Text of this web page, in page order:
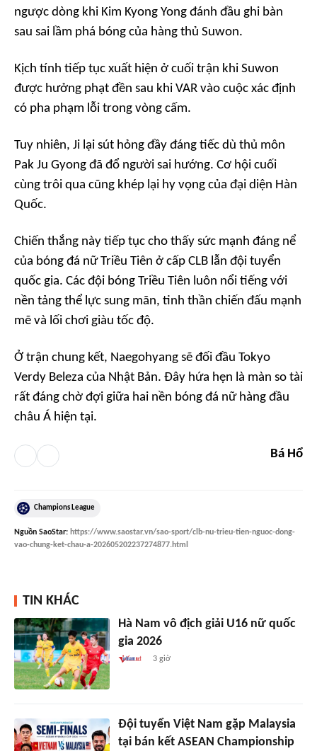
ngược dòng khi Kim Kyong Yong đánh đầu ghi bàn
sau sai lầm phá bóng của hàng thủ Suwon.
Kịch tính tiếp tục xuất hiện ở cuối trận khi Suwon
được hưởng phạt đền sau khi VAR vào cuộc xác định
có pha phạm lỗi trong vòng cấm.
Tuy nhiên, Ji lại sút hỏng đầy đáng tiếc dù thủ môn
Pak Ju Gyong đã đổ người sai hướng. Cơ hội cuối
cùng trôi qua cũng khép lại hy vọng của đại diện Hàn
Quốc.
Chiến thắng này tiếp tục cho thấy sức mạnh đáng nể
của bóng đá nữ Triều Tiên ở cấp CLB lẫn đội tuyển
quốc gia. Các đội bóng Triều Tiên luôn nổi tiếng với
nền tảng thể lực sung mãn, tinh thần chiến đấu mạnh
mẽ và lối chơi giàu tốc độ.
Ở trận chung kết, Naegohyang sẽ đối đầu Tokyo
Verdy Beleza của Nhật Bản. Đây hứa hẹn là màn so tài
rất đáng chờ đợi giữa hai nền bóng đá nữ hàng đầu
châu Á hiện tại.
Bá Hổ
Champions League
Nguồn SaoStar: https://www.saostar.vn/sao-sport/clb-nu-trieu-tien-nguoc-dong-
vao-chung-ket-chau-a-202605202237274877.html
TIN KHÁC
Hà Nam vô địch giải U16 nữ quốc
gia 2026
3 giờ
Đội tuyển Việt Nam gặp Malaysia
tại bán kết ASEAN Championship